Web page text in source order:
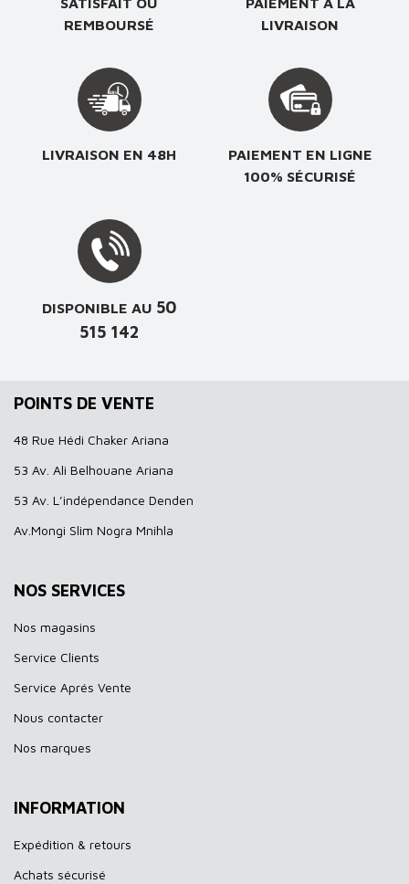
REMBOURSÉ
LIVRAISON
LIVRAISON EN 48H
PAIEMENT EN LIGNE
100% SÉCURISÉ
DISPONIBLE AU 50
515 142
POINTS DE VENTE
48 Rue Hédi Chaker Ariana
53 Av. Ali Belhouane Ariana
53 Av. L’indépendance Denden
Av.Mongi Slim Nogra Mnihla
NOS SERVICES
Nos magasins
Service Clients
Service Aprés Vente
Nous contacter
Nos marques
INFORMATION
Expédition & retours
Achats sécurisé